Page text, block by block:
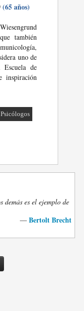
(65 años)
también
uno de
Escuela de
inspiración
Psicólogos
demás es el ejemplo de
— Bertolt Brecht